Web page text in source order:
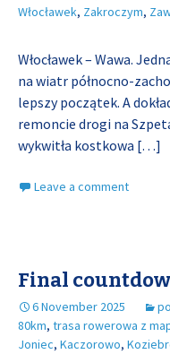
Włocławek, Zakroczym,
Włocławek – Wawa.
na wiatr północno-
lepszy początek. A
remoncie drogi na
wykwitła kostkowa […]
Leave a comment
Final
6 November 2025
80km, trasa rowerowa z
Joniec, Kaczorowo,